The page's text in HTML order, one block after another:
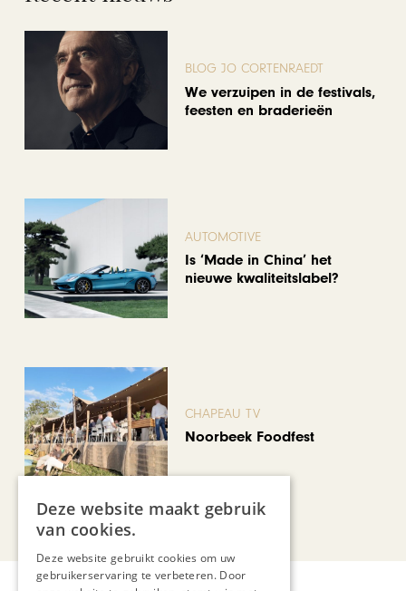
BLOG JO CORTENRAEDT
We verzuipen in de festivals,
feesten en braderieën
AUTOMOTIVE
Is ‘Made in China’ het
nieuwe kwaliteitslabel?
CHAPEAU TV
Noorbeek Foodfest
Bekijk alle artikelen
Deze website maakt gebruik
van cookies.
Deze website gebruikt cookies om uw
gebruikerservaring te verbeteren. Door